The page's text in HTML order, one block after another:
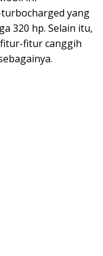
yang
320 hp. Selain itu,
fitur canggih